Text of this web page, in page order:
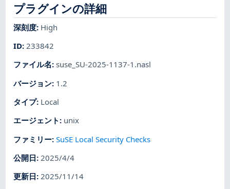
プラグインの詳細
深刻度: High
ID:233842
ファイル名:suse_SU-2025-1137-1.nasl
バージョン: 1.2
タイプ: Local
エージェント : unix
ファミリー:SuSE Local Security Checks
公開日: 2025/4/4
更新日:2025/11/14